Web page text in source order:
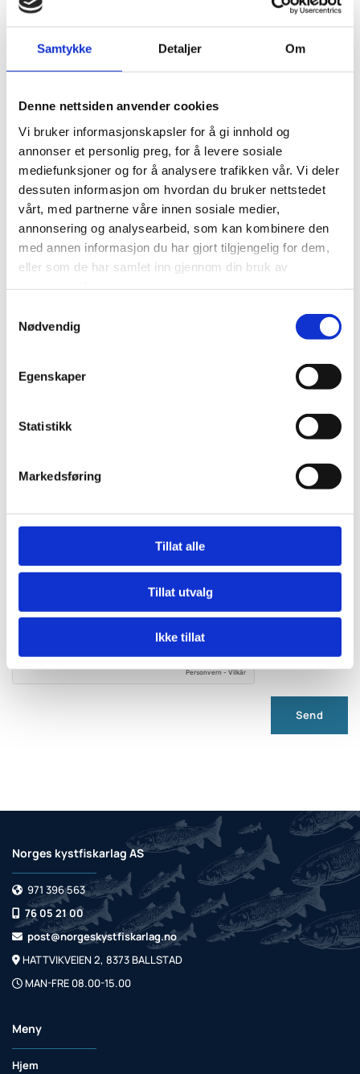
Samtykke Detaljer Om
Denne nettsiden anvender cookies
Vi bruker informasjonskapsler for å gi innhold og
annonser et personlig preg, for å levere sosiale
mediefunksjoner og for å analysere trafikken vår. Vi deler
dessuten informasjon om hvordan du bruker nettstedet
vårt, med partnerne våre innen sosiale medier,
annonsering og analysearbeid, som kan kombinere den
med annen informasjon du har gjort tilgjengelig for dem,
eller som de har samlet inn gjennom din bruk av
Nødvendig
Egenskaper
Statistikk
Markedsføring
Tillat alle
Tillat utvalg
Ikke tillat
av fiskemuligheter og kvoter, konkurranse mot større
fartøygrupper og andre industrier, samt mangel på forskning
om mange viktige fiskebestander. Resultatet er at
lokalsamfunn langs kysten i hele Europa mister
Situasjonen er dessverre dramatisk i flere land der småskala
kystfiske er på randen av utslettelse på grunn av manglende
innsats fra myndighetene.
Alice og Hanna tar med seg masse nyvunnen kunnskap hjem!
Skriv en kommentar
E-post:
Norges kystfiskarlag AS
 971 396 563
 76 05 21 00
 post@norgeskystfiskarlag.no
 HATTVIKVEIEN 2, 8373 BALLSTAD
 MAN-FRE 08.00-15.00
Meny
Hjem